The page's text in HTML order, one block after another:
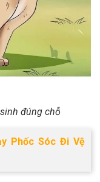
đúng chỗ
Phốc Sóc Đi Vệ